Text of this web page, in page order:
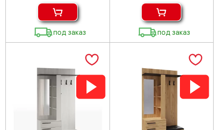
под заказ под заказ